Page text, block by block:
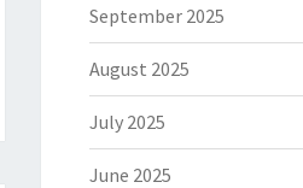
September 2025
August 2025
July 2025
June 2025